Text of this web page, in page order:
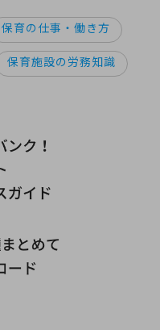
保育の仕事・働き方
保育施設の労務知識